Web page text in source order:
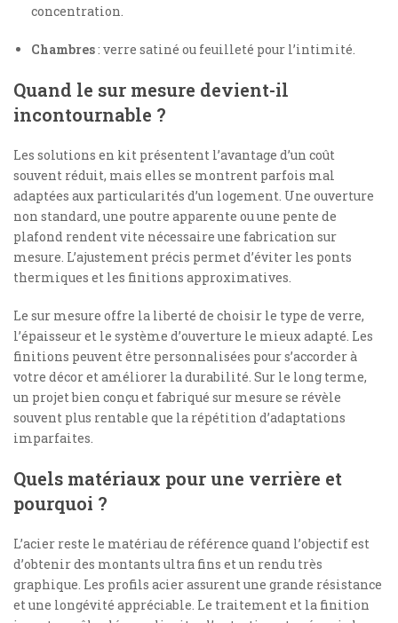
concentration.
Chambres: verre satiné ou feuilleté pour l’intimité.
Quand le sur mesure devient-il
incontournable ?
Les solutions en kit présentent l’avantage d’un coût
souvent réduit, mais elles se montrent parfois mal
adaptées aux particularités d’un logement. Une ouverture
non standard, une poutre apparente ou une pente de
plafond rendent vite nécessaire une fabrication sur
mesure. L’ajustement précis permet d’éviter les ponts
thermiques et les finitions approximatives.
Le sur mesure offre la liberté de choisir le type de verre,
l’épaisseur et le système d’ouverture le mieux adapté. Les
finitions peuvent être personnalisées pour s’accorder à
votre décor et améliorer la durabilité. Sur le long terme,
un projet bien conçu et fabriqué sur mesure se révèle
souvent plus rentable que la répétition d’adaptations
imparfaites.
Quels matériaux pour une verrière et
pourquoi ?
L’acier reste le matériau de référence quand l’objectif est
d’obtenir des montants ultra fins et un rendu très
graphique. Les profils acier assurent une grande résistance
et une longévité appréciable. Le traitement et la finition